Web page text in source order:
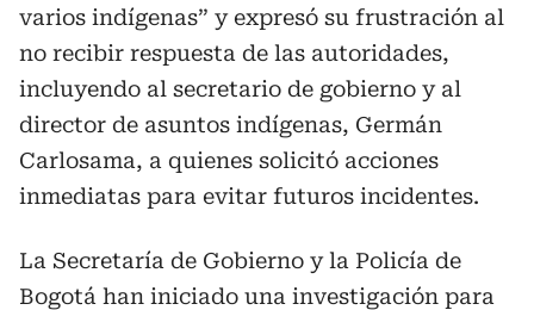
varios indígenas” y expresó su frustración al
no recibir respuesta de las autoridades,
incluyendo al secretario de gobierno y al
director de asuntos indígenas, Germán
Carlosama, a quienes solicitó acciones
inmediatas para evitar futuros incidentes.
La Secretaría de Gobierno y la Policía de
Bogotá han iniciado una investigación para